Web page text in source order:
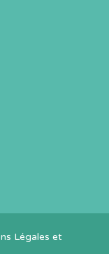
Légales et